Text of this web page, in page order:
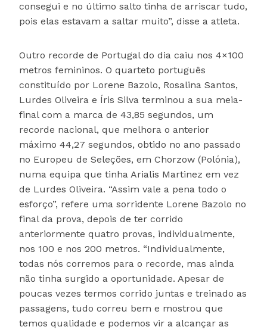
consegui e no último salto tinha de arriscar tudo,
pois elas estavam a saltar muito”, disse a atleta.
Outro recorde de Portugal do dia caiu nos 4×100
metros femininos. O quarteto português
constituído por Lorene Bazolo, Rosalina Santos,
Lurdes Oliveira e Íris Silva terminou a sua meia-
final com a marca de 43,85 segundos, um
recorde nacional, que melhora o anterior
máximo 44,27 segundos, obtido no ano passado
no Europeu de Seleções, em Chorzow (Polónia),
numa equipa que tinha Arialis Martinez em vez
de Lurdes Oliveira. “Assim vale a pena todo o
esforço”, refere uma sorridente Lorene Bazolo no
final da prova, depois de ter corrido
anteriormente quatro provas, individualmente,
nos 100 e nos 200 metros. “Individualmente,
todas nós corremos para o recorde, mas ainda
não tinha surgido a oportunidade. Apesar de
poucas vezes termos corrido juntas e treinado as
passagens, tudo correu bem e mostrou que
temos qualidade e podemos vir a alcançar as